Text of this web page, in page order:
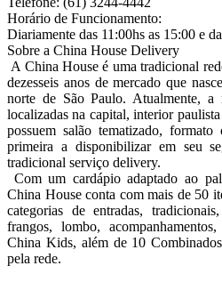
Horário de Funcionamento:
Diariamente das 11:00hs as 15:00 e
Sobre a China House Delivery
A China House é uma tradicional
dezesseis anos de mercado que
norte de São Paulo. Atualmente, a
localizadas na capital, interior
possuem salão tematizado,
primeira a disponibilizar em seu
tradicional serviço delivery.
Com um cardápio adaptado ao
China House conta com mais de 50
categorias de entradas,
frangos, lombo,
China Kids, além de 10
pela rede.